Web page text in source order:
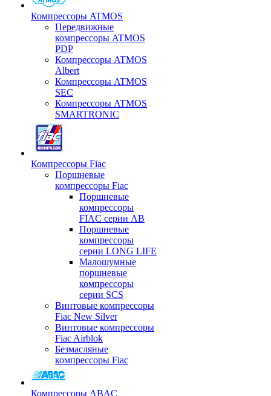
Компрессоры ATMOS
Передвижные
компрессоры ATMOS
PDP
Компрессоры ATMOS
Albert
Компрессоры ATMOS
SEC
Компрессоры ATMOS
SMARTRONIC
Компрессоры Fiac
Поршневые
компрессоры Fiac
Поршневые
компрессоры
FIAC серии AB
Поршневые
компрессоры
серии LONG LIFE
Малошумные
поршневые
компрессоры
серии SCS
Винтовые компрессоры
Fiac New Silver
Винтовые компрессоры
Fiac Airblok
Безмасляные
компрессоры Fiac
Компрессоры ABAC